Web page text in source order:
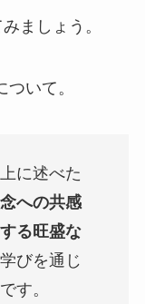
ましょう。
いて。
に述べた
への共感
る旺盛な
びを通じ
す。